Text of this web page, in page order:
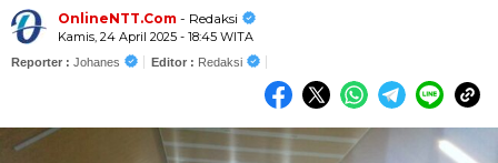
OnlineNTT.Com - Redaksi
Kamis, 24 April 2025 - 18:45 WITA
Reporter : Johanes Editor : Redaksi